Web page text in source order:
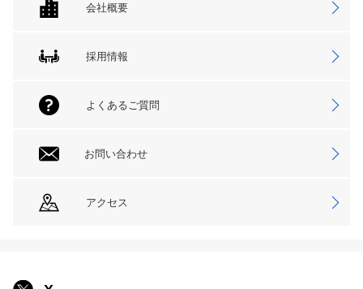
会社概要
採用情報
よくあるご質問
お問い合わせ
アクセス